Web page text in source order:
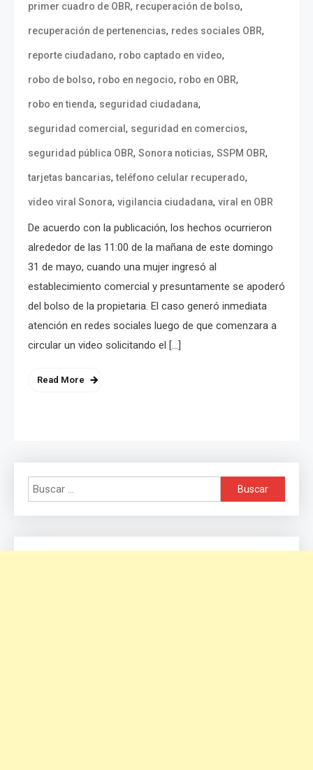
primer cuadro de OBR, recuperación de bolso,
recuperación de pertenencias, redes sociales OBR,
reporte ciudadano, robo captado en video,
robo de bolso, robo en negocio, robo en OBR,
robo en tienda, seguridad ciudadana,
seguridad comercial , seguridad en comercios,
seguridad pública OBR, Sonora noticias, SSPM OBR,
tarjetas bancarias,teléfono celular recuperado,
video viral Sonora, vigilancia ciudadana, viral en OBR
De acuerdo con la publicación, los hechos ocurrieron
alrededor de las 11:00 de la mañana de este domingo
31 de mayo, cuando una mujer ingresó al
establecimiento comercial y presuntamente se apoderó
del bolso de la propietaria. El caso generó inmediata
atención en redes sociales luego de que comenzara a
circular un video solicitando el […]
Read More
Buscar: